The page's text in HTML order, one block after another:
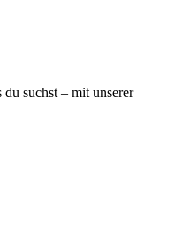
suchst – mit unserer